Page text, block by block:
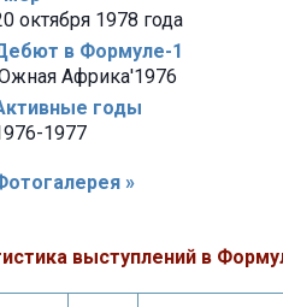
октября 1978 года
в Формуле-1
Африка'1976
годы
1977
»
выступлений в